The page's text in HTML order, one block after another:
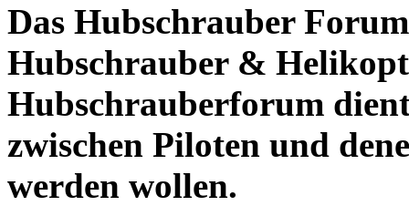
Das Hubschrauber
Hubschrauber &
Hubschrauberforum
zwischen Piloten und
werden wollen.